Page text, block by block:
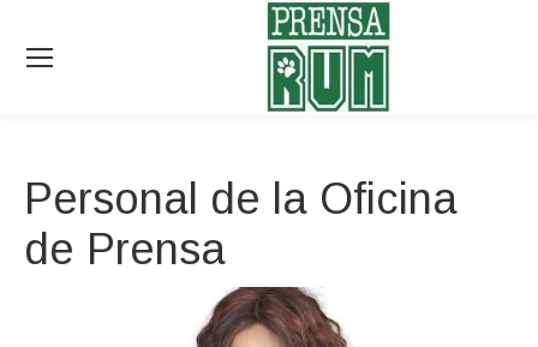
Personal de la Oficina
de Prensa